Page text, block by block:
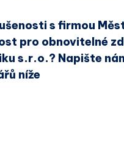
s firmou
pro obnovitelné
s.r.o.? Napište
níže